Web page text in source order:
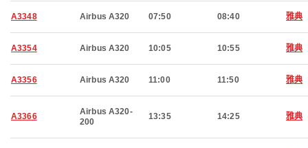
A3348 Airbus A320 07:50 08:40 雅典
A3354 Airbus A320 10:05 10:55 雅典
A3356 Airbus A320 11:00 11:50 雅典
A3366
Airbus A320-
200
13:35 14:25 雅典